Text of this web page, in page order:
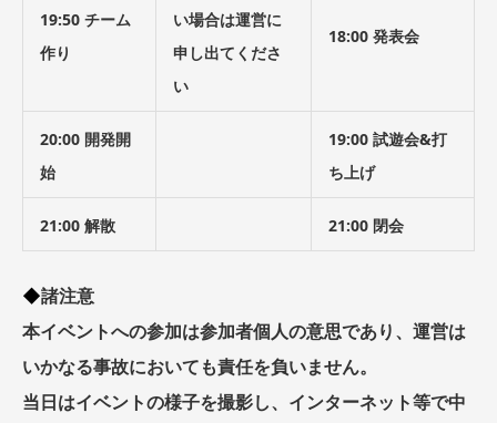
19:50 チーム
作り
い場合は運営に
申し出てくださ
い
18:00 発表会
20:00 開発開
始
19:00 試遊会&打
ち上げ
21:00 解散 21:00 閉会
◆諸注意
本イベントへの参加は参加者個人の意思であり、運営は
いかなる事故においても責任を負いません。
当日はイベントの様子を撮影し、インターネット等で中